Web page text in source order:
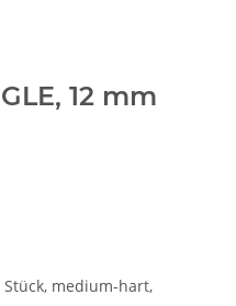
12 mm
medium-hart,